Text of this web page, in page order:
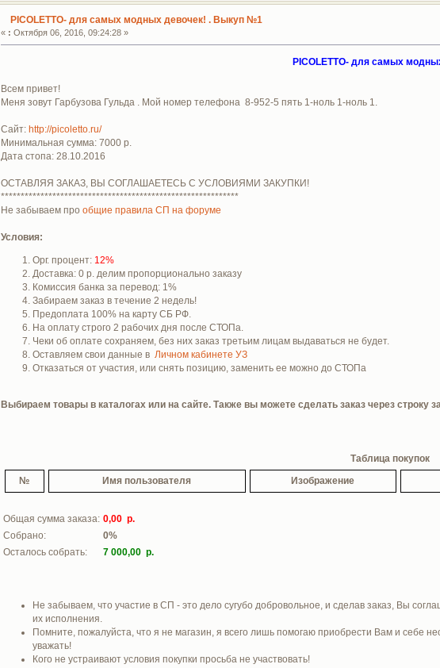
PICOLETTO- для самых модных девочек! . Выкуп №1
« : Октября 06, 2016, 09:24:28 »
PICOLETTO- для самых
Всем привет!
Меня зовут Гарбузова Гульда . Мой номер телефона 8-952-5 пять 1-ноль 1-ноль 1.
Сайт: http://picoletto.ru/
Минимальная сумма: 7000 р.
Дата стопа: 28.10.2016
ОСТАВЛЯЯ ЗАКАЗ, ВЫ СОГЛАШАЕТЕСЬ С УСЛОВИЯМИ ЗАКУПКИ!
************************************************************
Не забываем про общие правила СП на форуме
Условия:
Орг. процент: 12%
Доставка: 0 р. делим пропорционально заказу
Комиссия банка за перевод: 1%
Забираем заказ в течение 2 недель!
Предоплата 100% на карту СБ РФ.
На оплату строго 2 рабочих дня после СТОПа.
Чеки об оплате сохраняем, без них заказ третьим лицам выдаваться не будет.
Оставляем свои данные в Личном кабинете УЗ
Отказаться от участия, или снять позицию, заменить ее можно до СТОПа
Выбираем товары в каталогах или на сайте. Также вы можете сделать заказ через строку
Таблица покупок
№
Имя пользователя Изображение
Общая сумма заказа: 0,00 р.
Собрано:
0%
Осталось собрать:
7 000,00 р.
Не забываем, что участие в СП - это дело сугубо добровольное, и сделав заказ, Вы
их исполнения.
Помните, пожалуйста, что я не магазин, я всего лишь помогаю приобрести Вам и себе
уважать!
Кого не устраивают условия покупки просьба не участвовать!